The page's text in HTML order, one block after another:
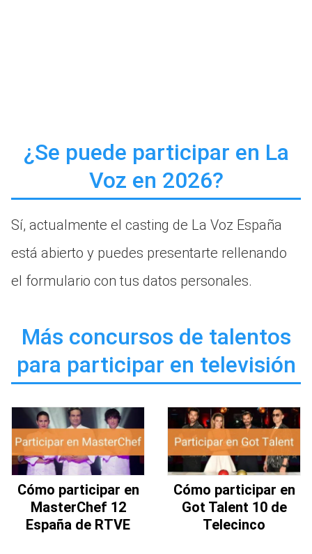
¿Se puede participar en La
Voz en 2026?
Sí, actualmente el casting de La Voz España
está abierto y puedes presentarte rellenando
el formulario con tus datos personales.
Más concursos de talentos
para participar en televisión
Cómo participar en
MasterChef 12
España de RTVE
Cómo participar en
Got Talent 10 de
Telecinco